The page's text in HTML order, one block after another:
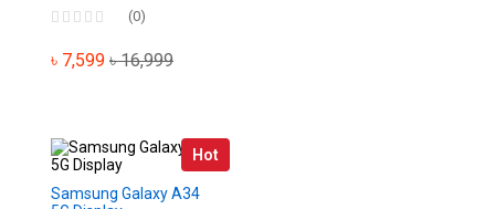
(0)
৳ 7,599 ৳ 16,999
Hot
Samsung Galaxy A34